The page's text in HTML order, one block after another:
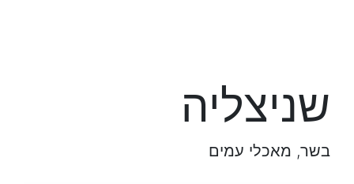
שניצליה
בשר, מאכלי עמים